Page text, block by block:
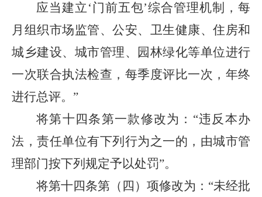
应当建立‘门前五包’综合管理机制，每
月组织市场监管、公安、卫生健康、住房和
城乡建设、城市管理、园林绿化等单位进行
一次联合执法检查，每季度评比一次，年终
进行总评。”
将第十四条第一款修改为：“违反本办
法，责任单位有下列行为之一的，由城市管
理部门按下列规定予以处罚”。
将第十四条第（四）项修改为：“未经批